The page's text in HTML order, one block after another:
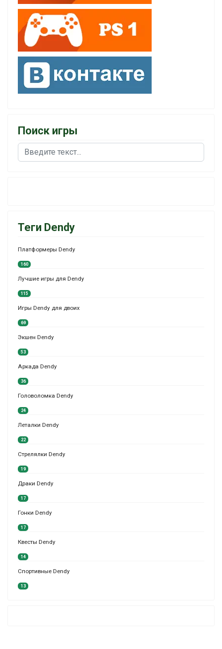
Поиск игры
Поиск
Теги Dendy
Платформеры Dendy
160
Лучшие игры для Dendy
115
Игры Dendy для двоих
69
Экшен Dendy
53
Аркада Dendy
36
Головоломка Dendy
24
Леталки Dendy
22
Стрелялки Dendy
19
Драки Dendy
17
Гонки Dendy
17
Квесты Dendy
14
Спортивные Dendy
13